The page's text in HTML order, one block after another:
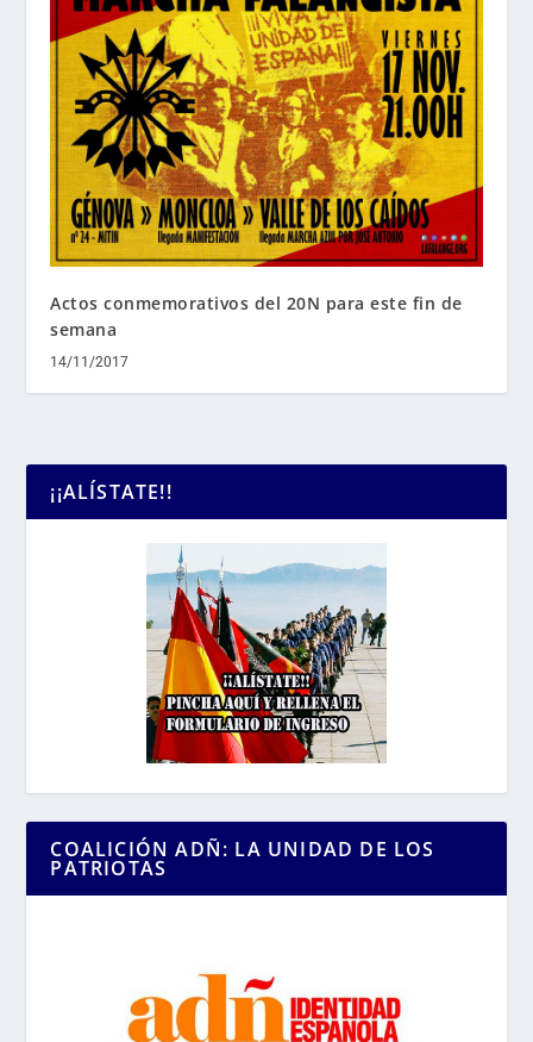
Actos conmemorativos del 20N para este fin de
semana
14/11/2017
¡¡ALÍSTATE!!
COALICIÓN ADÑ: LA UNIDAD DE LOS
PATRIOTAS